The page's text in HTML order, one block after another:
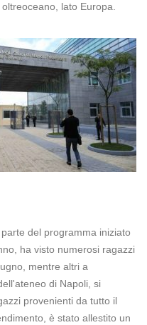
lato Europa.
del programma iniziato
ha visto numerosi ragazzi
mentre altri a
di Napoli, si
provenienti da tutto il
è stato allestito un